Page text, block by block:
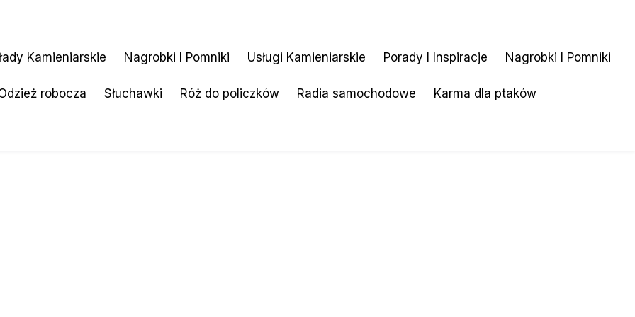
Kamieniarskie Nagrobki I Pomniki Usługi Kamieniarskie Porady I Inspiracje Nagrobki I Pomniki
robocza Słuchawki Róż do policzków Radia samochodowe Karma dla ptaków